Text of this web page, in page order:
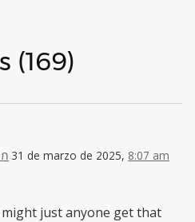
(169)
31 de marzo de 2025, 8:07 am
just anyone get that